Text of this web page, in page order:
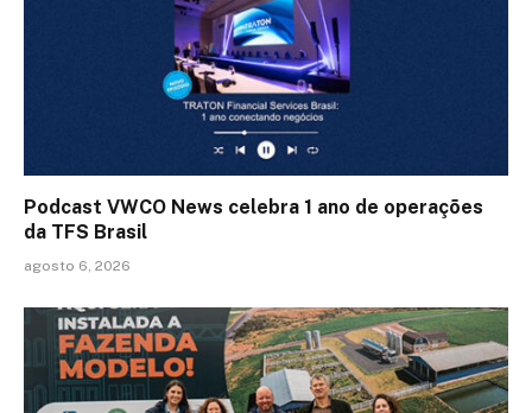
Podcast VWCO News celebra 1 ano de operações
da TFS Brasil
agosto 6, 2026